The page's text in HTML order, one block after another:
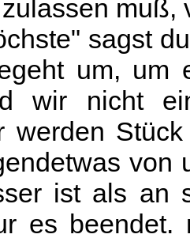
muß,
sagst
um, um
wir nicht
werden
von
ist als an
es beendet.